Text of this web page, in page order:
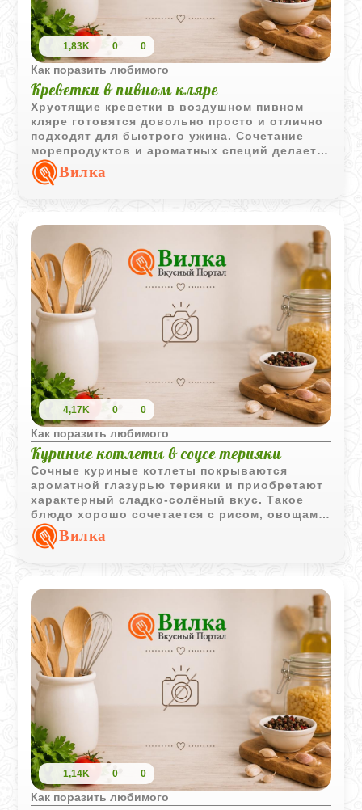
1,83K 0 0
Как поразить любимого
Креветки в пивном кляре
Хрустящие креветки в воздушном пивном
кляре готовятся довольно просто и отлично
подходят для быстрого ужина. Сочетание
морепродуктов и ароматных специй делает
блюдо аппетитным и насыщенным.
Вилка
4,17K 0 0
Как поразить любимого
Куриные котлеты в соусе терияки
Сочные куриные котлеты покрываются
ароматной глазурью терияки и приобретают
характерный сладко-солёный вкус. Такое
блюдо хорошо сочетается с рисом, овощами
и подходит для семейного ужина.
Вилка
1,14K 0 0
Как поразить любимого